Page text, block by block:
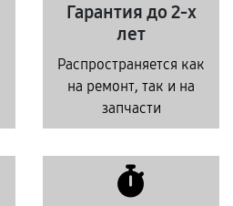
Гарантия до 2-х
лет
Распространяется как
на ремонт, так и на
запчасти